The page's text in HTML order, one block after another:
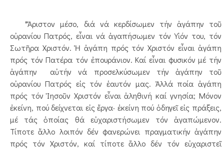
"Ἄριστον μέσο, διά νά κερδίσωμεν τήν ἀγάπην τοῦ
οὐρανίου Πατρός, εἶναι νά ἀγαπήσωμεν τόν Υἱόν του, τόν
Σωτῆρα Χριστόν. Ἡ ἀγάπη πρός τόν Χριστόν εἶναι ἀγάπη
πρός τόν Πατέρα τόν ἐπουράνιον. Καί εἶναι φυσικόν μέ τήν
ἀγάπην αὐτήν νά προσελκύσωμεν τήν ἀγάπην τοῦ
οὐρανίου Πατρός εἰς τόν ἑαυτόν μας. Ἀλλά ποία ἀγάπη
πρός τόν Ἰησοῦν Χριστόν εἶναι ἀληθινή καί γνησία; Μόνον
ἐκείνη, πού δείχνεται εἰς ἔργα· ἐκείνη πού ὁδηγεῖ εἰς πράξεις,
μέ τάς ὁποίας θά εὐχαριστήσωμεν τόν ἀγαπώμενον.
Τίποτε ἄλλο λοιπόν δέν φανερώνει πραγματικήν ἀγάπην
πρός τόν Χριστόν, καί τίποτε ἄλλο δέν τόν εὐχαριστεῖ